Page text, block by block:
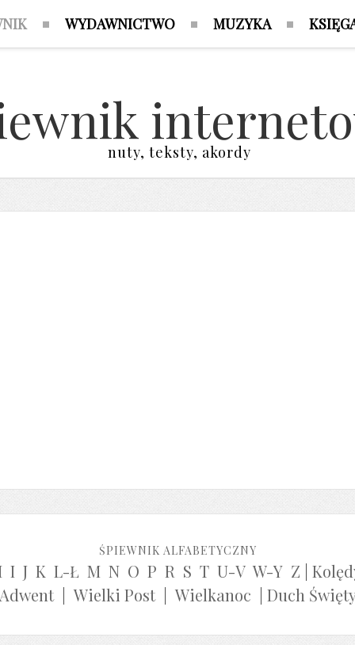
WYDAWNICTWO MUZYKA
nuty, teksty, akordy
ŚPIEWNIK ALFABETYCZNY
I J K L-Ł M N O P R S T U-V W-Y Z
| Wielki Post| Wielkanoc Duch